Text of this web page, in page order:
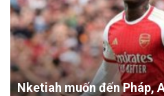
Nketiah muốn đến Pháp,